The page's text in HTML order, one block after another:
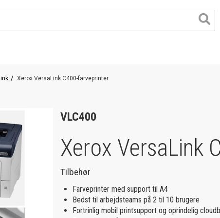
Xerox VersaLink C400-farveprinter
VLC400
Xerox VersaLink
Tilbehør
Farveprinter med support til A4
Bedst til arbejdsteams på 2 til 10 brugere
Fortrinlig mobil printsupport og oprindelig